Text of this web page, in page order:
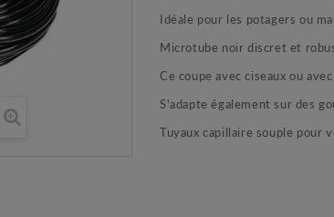
Idéale pour les potagers ou
Microtube noir discret et
Ce coupe avec ciseaux ou
S'adapte également sur des
Tuyaux capillaire souple pour